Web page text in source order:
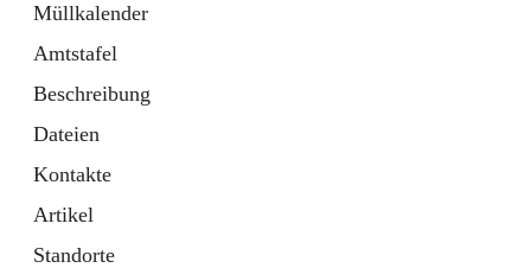
Müllkalender
Amtstafel
Beschreibung
Dateien
Kontakte
Artikel
Standorte